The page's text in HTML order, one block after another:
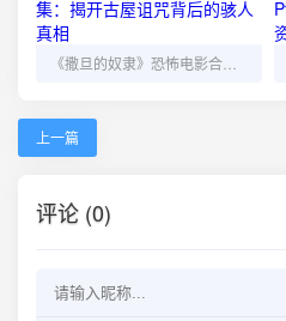
上一篇
评论 (0)